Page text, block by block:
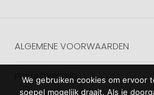
ALGEMENE VOORWAARDEN
PRIVACYBELEID
We gebruiken cookies om ervoor
soepel mogelijk draait. Als je